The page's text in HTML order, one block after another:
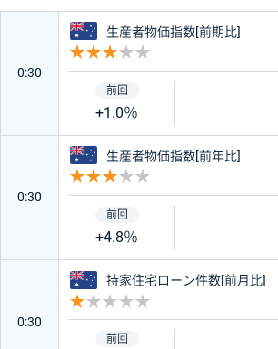
オーストラリア
ニュージーランド
スイス
トルコ メキシコ
0:30
オーストラリア
生産者物価指数[前期比]
+1.0％
0:30
オーストラリア
生産者物価指数[前年比]
+4.8％
0:30
オーストラリア
持家住宅ローン件数[前月比]